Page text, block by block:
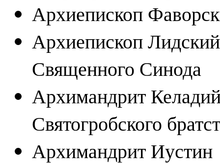
Архиепископ
Архиепископ
Священного Синода
Архимандрит
Святогробского
Архимандрит Иустин